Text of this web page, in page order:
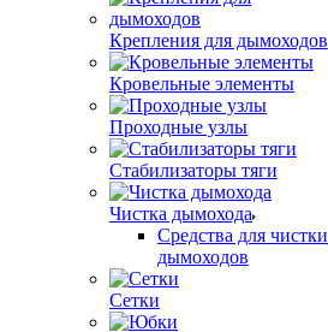
Крепления для дымоходов
Кровельные элементы
Проходные узлы
Стабилизаторы тяги
Чистка дымохода
Средства для чистки
дымоходов
Сетки